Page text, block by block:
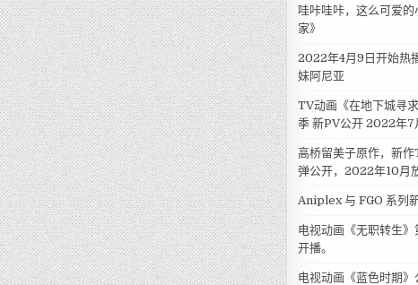
哇咔哇咔，这么可爱
家》
2022年4月9日开始热
妹阿尼亚
TV动画《在地下城寻
季 新PV公开 2022年7
高桥留美子原作，新
弹公开，2022年10月
Aniplex 与 FGO 系列
电视动画《无职转生
开播。
电视动画《蓝色时期